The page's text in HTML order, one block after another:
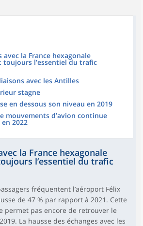
avec la France hexagonale
toujours l’essentiel du trafic
avec les Antilles
stagne
en dessous son niveau en 2019
mouvements d’avion continue
2022
la France hexagonale
l’essentiel du trafic
fréquentent l’aéroport Félix
de 47 % par rapport à 2021. Cette
permet pas encore de retrouver le
La hausse des échanges avec les